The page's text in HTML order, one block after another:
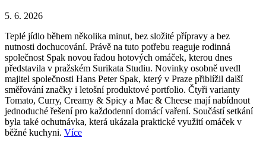
5. 6. 2026
Teplé jídlo během několika minut, bez složité přípravy a bez
nutnosti dochucování. Právě na tuto potřebu reaguje rodinná
společnost Spak novou řadou hotových omáček, kterou dnes
představila v pražském Surikata Studiu. Novinky osobně uvedl
majitel společnosti Hans Peter Spak, který v Praze přiblížil další
směřování značky i letošní produktové portfolio. Čtyři varianty
Tomato, Curry, Creamy & Spicy a Mac & Cheese mají nabídnout
jednoduché řešení pro každodenní domácí vaření. Součástí setkání
byla také ochutnávka, která ukázala praktické využití omáček v
běžné kuchyni. Více